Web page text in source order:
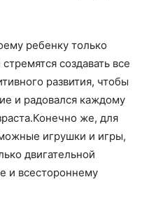
ребенку только
создавать все
развития, чтобы
и радовался каждому
Конечно же, для
игрушки и игры,
двигательной
и всестороннему